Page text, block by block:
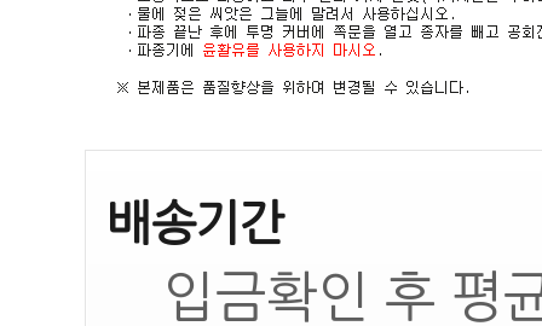
배송기간
입금확인 후 평